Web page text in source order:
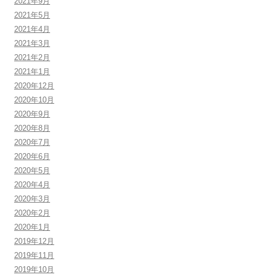
2021年5月
2021年4月
2021年3月
2021年2月
2021年1月
2020年12月
2020年10月
2020年9月
2020年8月
2020年7月
2020年6月
2020年5月
2020年4月
2020年3月
2020年2月
2020年1月
2019年12月
2019年11月
2019年10月